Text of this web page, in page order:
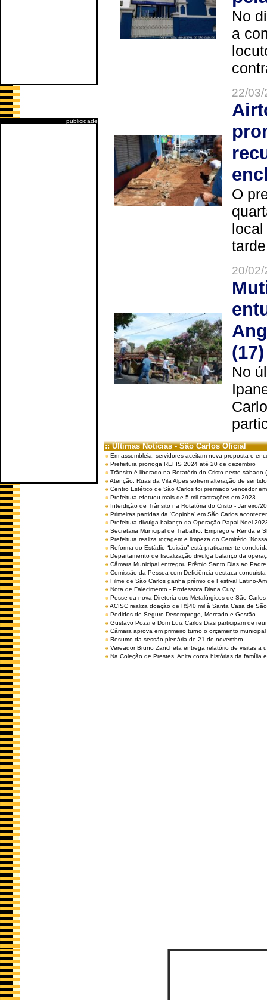
publicidade
No
a
22/
O
20/
(17)
No
:: Últimas Notícias - São Carlos Oficial
Em assembleia, servidores aceitam nova proposta e
Prefeitura prorroga REFIS 2024 até 20 de dezembro
Trânsito é liberado na Rotatório do Cristo neste sábado
Atenção: Ruas da Vila Alpes sofrem alteração de
Centro Estético de São Carlos foi premiado vencedor
Prefeitura efetuou mais de 5 mil castrações em 2023
Interdição de Trânsito na Rotatória do Cristo - Janeiro/
Primeiras partidas da ‘Copinha’ em São Carlos
Prefeitura divulga balanço da Operação Papai Noel
Secretaria Municipal de Trabalho, Emprego e Renda e
Prefeitura realiza roçagem e limpeza do Cemitério
Reforma do Estádio “Luisão” está praticamente
Departamento de fiscalização divulga balanço da
Câmara Municipal entregou Prêmio Santo Dias ao
Comissão da Pessoa com Deficiência destaca
Filme de São Carlos ganha prêmio de Festival Latino-
Nota de Falecimento - Professora Diana Cury
Posse da nova Diretoria dos Metalúrgicos de São
ACISC realiza doação de R$40 mil à Santa Casa de
Pedidos de Seguro-Desemprego, Mercado e Gestão
Gustavo Pozzi e Dom Luiz Carlos Dias participam de
Câmara aprova em primeiro turno o orçamento
Resumo da sessão plenária de 21 de novembro
Vereador Bruno Zancheta entrega relatório de visitas a
Na Coleção de Prestes, Anita conta histórias da família